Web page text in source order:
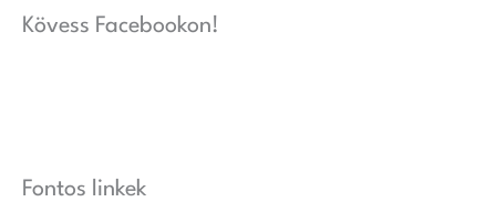
Kövess Facebookon!
Fontos linkek